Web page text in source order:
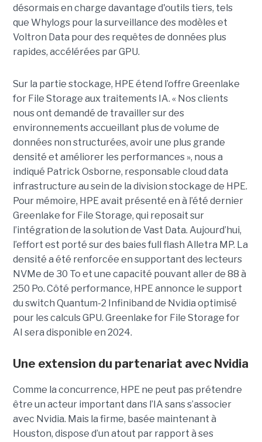
désormais en charge davantage d'outils tiers, tels
que Whylogs pour la surveillance des modèles et
Voltron Data pour des requêtes de données plus
rapides, accélérées par GPU.
Sur la partie stockage, HPE étend l’offre Greenlake
for File Storage aux traitements IA. « Nos clients
nous ont demandé de travailler sur des
environnements accueillant plus de volume de
données non structurées, avoir une plus grande
densité et améliorer les performances », nous a
indiqué Patrick Osborne, responsable cloud data
infrastructure au sein de la division stockage de HPE.
Pour mémoire, HPE avait présenté en à l’été dernier
Greenlake for File Storage, qui reposait sur
l’intégration de la solution de Vast Data. Aujourd’hui,
l’effort est porté sur des baies full flash Alletra MP. La
densité a été renforcée en supportant des lecteurs
NVMe de 30 To et une capacité pouvant aller de 88 à
250 Po. Côté performance, HPE annonce le support
du switch Quantum-2 Infiniband de Nvidia optimisé
pour les calculs GPU. Greenlake for File Storage for
AI sera disponible en 2024.
Une extension du partenariat avec Nvidia
Comme la concurrence, HPE ne peut pas prétendre
être un acteur important dans l’IA sans s’associer
avec Nvidia. Mais la firme, basée maintenant à
Houston, dispose d’un atout par rapport à ses